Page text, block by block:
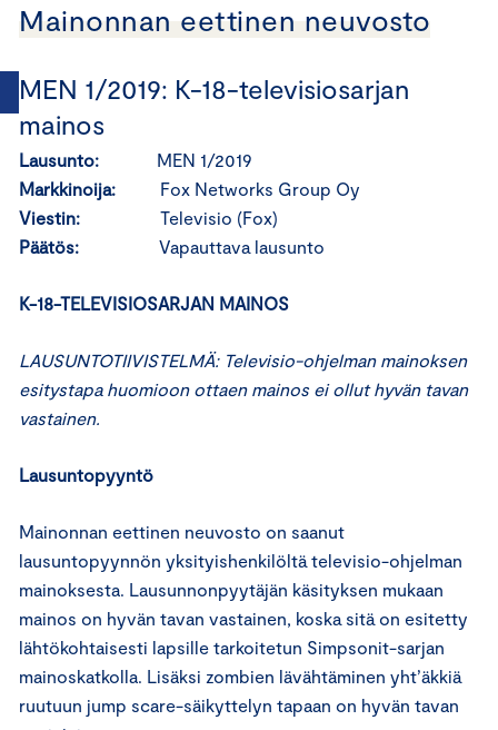
Mainonnan eettinen neuvosto
MEN 1/2019: K-18-televisiosarjan
mainos
Lausunto: MEN 1/2019
Markkinoija: Fox Networks Group Oy
Viestin: Televisio (Fox)
Päätös: Vapauttava lausunto
K-18-TELEVISIOSARJAN MAINOS
LAUSUNTOTIIVISTELMÄ: Televisio-ohjelman mainoksen
esitystapa huomioon ottaen mainos ei ollut hyvän tavan
vastainen.
Lausuntopyyntö
Mainonnan eettinen neuvosto on saanut
lausuntopyynnön yksityishenkilöltä televisio-ohjelman
mainoksesta. Lausunnonpyytäjän käsityksen mukaan
mainos on hyvän tavan vastainen, koska sitä on esitetty
lähtökohtaisesti lapsille tarkoitetun Simpsonit-sarjan
mainoskatkolla. Lisäksi zombien lävähtäminen yht’äkkiä
ruutuun jump scare-säikyttelyn tapaan on hyvän tavan